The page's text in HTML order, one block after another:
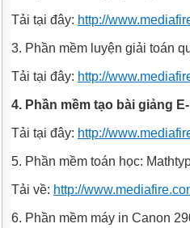
Tải tại đây: http://
3. Phần mềm luyện giải toán
Tải tại đây: http://
4. Phần mềm tạo bài giảng
Tải tại đây: http://
5. Phần mềm toán học:
Tải về: http://
6. Phần mềm máy in Canon